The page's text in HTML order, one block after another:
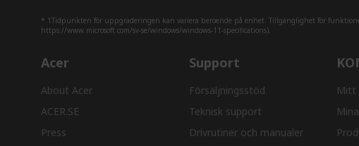
* 1Tidpunkten för uppgraderingen kan variera beroende på enhet. Tillgänglighet för
https://www.microsoft.com/sv-se/windows/windows-11-specifications).
Acer
About Acer
ACER.SE
Press
Support
Försäljningsstöd
Teknisk support
Drivrutiner och manualer
Mitt